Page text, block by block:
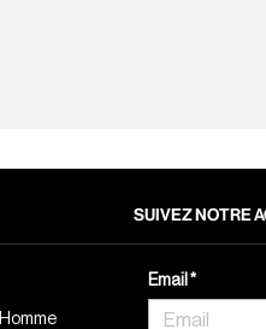
SUIVEZ NOTRE
Homme
Email